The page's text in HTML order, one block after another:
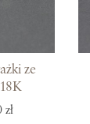
ze
zł